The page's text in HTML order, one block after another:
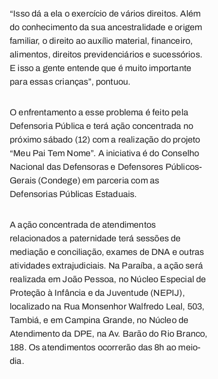
“Isso dá a ela o exercício de vários direitos. Além
do conhecimento da sua ancestralidade e origem
familiar, o direito ao auxílio material, financeiro,
alimentos, direitos previdenciários e sucessórios.
E isso a gente entende que é muito importante
para essas crianças”, pontuou.
O enfrentamento a esse problema é feito pela
Defensoria Pública e terá ação concentrada no
próximo sábado (12) com a realização do projeto
“Meu Pai Tem Nome”. A iniciativa é do Conselho
Nacional das Defensoras e Defensores Públicos-
Gerais (Condege) em parceria com as
Defensorias Públicas Estaduais.
A ação concentrada de atendimentos
relacionados a paternidade terá sessões de
mediação e conciliação, exames de DNA e outras
atividades extrajudiciais. Na Paraíba, a ação será
realizada em João Pessoa, no Núcleo Especial de
Proteção à Infância e da Juventude (NEPIJ),
localizado na Rua Monsenhor Walfredo Leal, 503,
Tambiá, e em Campina Grande, no Núcleo de
Atendimento da DPE, na Av. Barão do Rio Branco,
188. Os atendimentos ocorrerão das 8h ao meio-
dia.